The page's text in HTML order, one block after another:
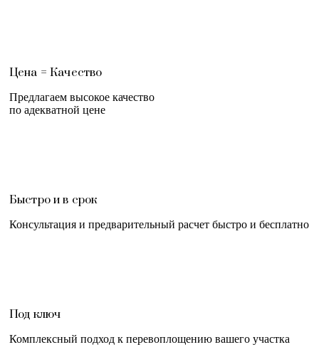
Цена = Качество
Предлагаем высокое качество
по адекватной цене
Быстро и в срок
Консультация и предварительный расчет быстро и бесплатно
Под ключ
Комплексный подход к перевоплощению вашего участка